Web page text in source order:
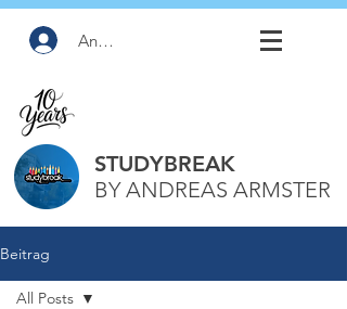
Anmelden
STUDYBREAK
BY ANDREAS ARMSTER
Beitrag
All Posts